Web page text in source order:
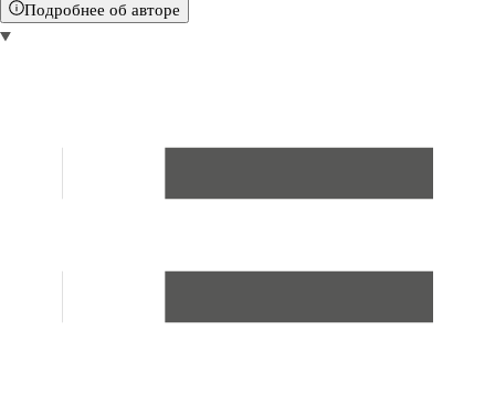
Подробнее об авторе